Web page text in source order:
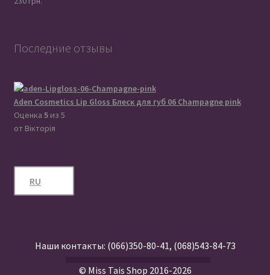
Последние отзывы
Aden Cosmetics Lip Gloss Блеск для губ 06 Champagne pink
Оценка 5из 5
от Вікторія
RU
Наши контакты: (066)350-80-41, (068)543-84-73
© Miss Tais Shop 2016-2026